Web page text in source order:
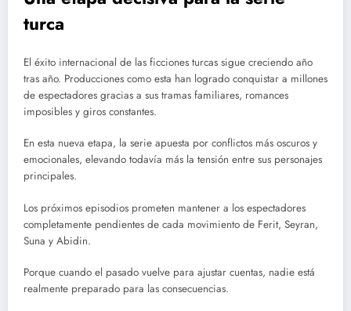
turca
El éxito internacional de las ficciones turcas sigue creciendo año
tras año. Producciones como esta han logrado conquistar a millones
de espectadores gracias a sus tramas familiares, romances
imposibles y giros constantes.
En esta nueva etapa, la serie apuesta por conflictos más oscuros y
emocionales, elevando todavía más la tensión entre sus personajes
principales.
Los próximos episodios prometen mantener a los espectadores
completamente pendientes de cada movimiento de Ferit, Seyran,
Suna y Abidin.
Porque cuando el pasado vuelve para ajustar cuentas, nadie está
realmente preparado para las consecuencias.